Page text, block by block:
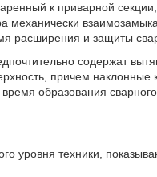
к приварной
расширения и защиты
содержат
причем наклонные
образования
уровня техники,